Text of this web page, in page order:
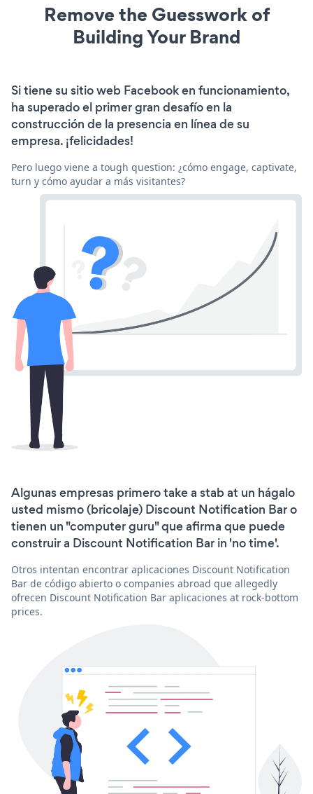
Remove the Guesswork of
Building Your Brand
Si tiene su sitio web Facebook en funcionamiento,
ha superado el primer gran desafío en la
construcción de la presencia en línea de su
empresa. ¡felicidades!
Pero luego viene a tough question: ¿cómo engage, captivate,
turn y cómo ayudar a más visitantes?
Algunas empresas primero take a stab at un hágalo
usted mismo (bricolaje) Discount Notification Bar o
tienen un "computer guru" que afirma que puede
construir a Discount Notification Bar in 'no time'.
Otros intentan encontrar aplicaciones Discount Notification
Bar de código abierto o companies abroad que allegedly
ofrecen Discount Notification Bar aplicaciones at rock-bottom
prices.